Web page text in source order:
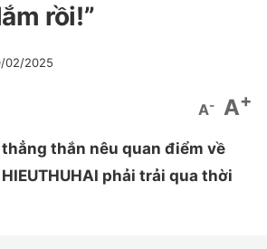
rồi!”
02/2025
A- A+
thẳng thắn nêu quan điểm về
phải trải qua thời